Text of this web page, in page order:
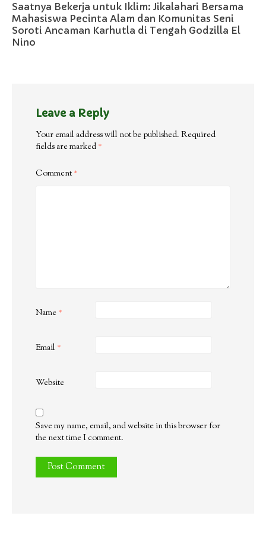
Saatnya Bekerja untuk Iklim: Jikalahari Bersama
Mahasiswa Pecinta Alam dan Komunitas Seni
Soroti Ancaman Karhutla di Tengah Godzilla El
Nino
Leave a Reply
Your email address will not be published. Required
fields are marked *
Comment*
Name *
Email *
Website
Save my name, email, and website in this browser for
the next time I comment.